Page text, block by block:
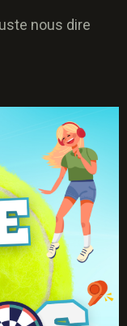
nous dire